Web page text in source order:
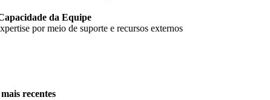
da Equipe
por meio de suporte e recursos externos
recentes